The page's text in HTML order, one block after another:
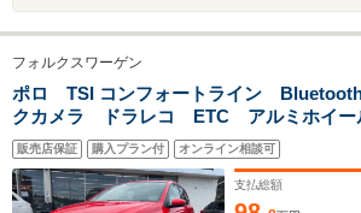
フォルクスワーゲン
ポロ TSI コンフォートライン
クカメラ ドラレコ ETC アルミホイ
フォグランプ キーレス CD アイドリ
運転席助手席エアバック ABS 衝突被害
キ 横滑り防止装置
販売店保証 購入プラン付 オンライン相談可
支払総額